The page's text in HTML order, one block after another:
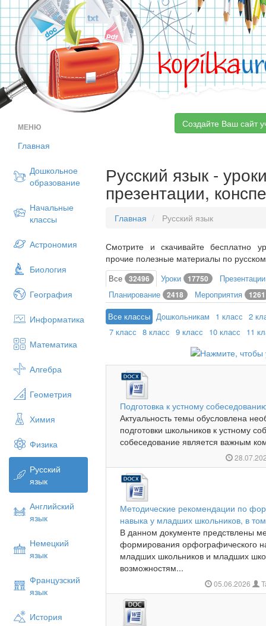
kopilka
МЕНЮ
Главная
Дошкольное
образование
Начальные
классы
Астрономия
Биология
География
Информатика
Математика
Алгебра
Геометрия
Химия
Физика
Русский
язык
Английский
язык
Немецкий
язык
Французский
язык
История
Создайте Ваш сайт
Русский язык -
презентации,
Главная Русский язык
Смотрите и скачивайте бесплатно
прочие полезные материалы по
Все 32496 Уроки 17750
Планирование 2418 Мероприятия 1261
Все классы Дошкольникам 1 класс 2
7 класс 8 класс 9 класс 10 класс 11
Подготовка к устному
Актуальность темы обусловлена
подготовки школьников к устному
собеседование является важным
Методические рекомендации по
навыка у младших школьников, в
В данном документе предствлены
формирования орфографического
младших школьников и младших
возможностям...
05.06.2026